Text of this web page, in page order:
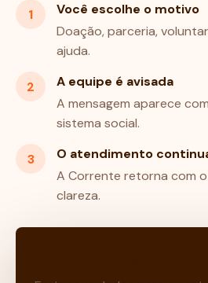
1
Você escolhe o motivo
Doação, parceria,
ajuda.
2
A equipe é avisada
A mensagem aparece
sistema social.
3
O atendimento
A Corrente retorna com
clareza.